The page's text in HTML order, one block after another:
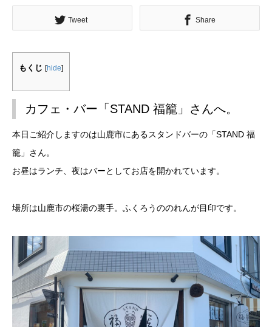
Tweet Share
もくじ [hide]
カフェ・バー「STAND 福籠」さんへ。
本日ご紹介しますのは山鹿市にあるスタンドバーの「STAND 福
籠」さん。
お昼はランチ、夜はバーとしてお店を開かれています。
場所は山鹿市の桜湯の裏手。ふくろうののれんが目印です。